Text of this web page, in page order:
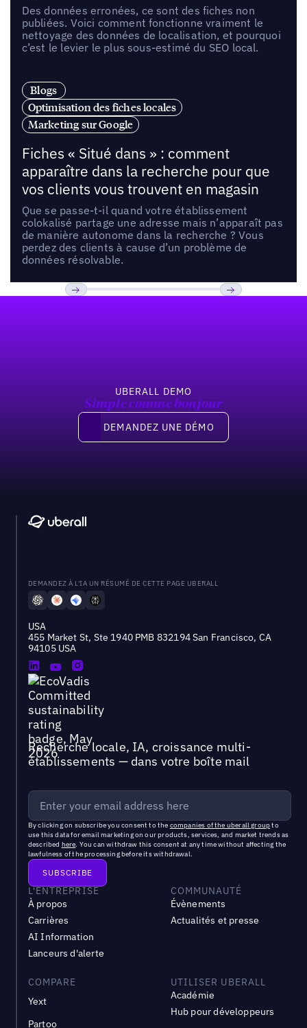
Des données erronées, ce sont des fiches non
publiées. Voici comment fonctionne vraiment le
nettoyage des données de localisation, et pourquoi
c’est le levier le plus sous-estimé du SEO local.
Blogs
Optimisation des fiches locales
Marketing sur Google
Fiches « Situé dans » : comment
apparaître dans la recherche pour que
vos clients vous trouvent en magasin
Que se passe-t-il quand votre établissement
colokalisé partage une adresse mais n’apparaît pas
de manière autonome dans la recherche ? Vous
perdez des clients à cause d’un problème de
données résolvable.
UBERALL DEMO
Simple comme bonjour
Demandez une démo
DEMANDEZ UNE DÉMO
DEMANDEZ À L'IA UN RÉSUMÉ DE CETTE PAGE UBERALL
USA
455 Market St, Ste 1940 PMB 832194 San Francisco, CA
94105 USA
Recherche locale, IA, croissance multi-
établissements — dans votre boîte mail
By clicking on subscribe you consent to the companies of the uberall groupto
use this data for email marketing on our products, services, and market trends as
described here. You can withdraw this consent at any time without affecting the
lawfulness of the processing before its withdrawal.
L'ENTREPRISE
À propos
Carrières
AI Information
Lanceurs d'alerte
COMMUNAUTÉ
Évènements
Actualités et presse
COMPARE
Yext
Partoo
UTILISER UBERALL
Académie
Hub pour développeurs